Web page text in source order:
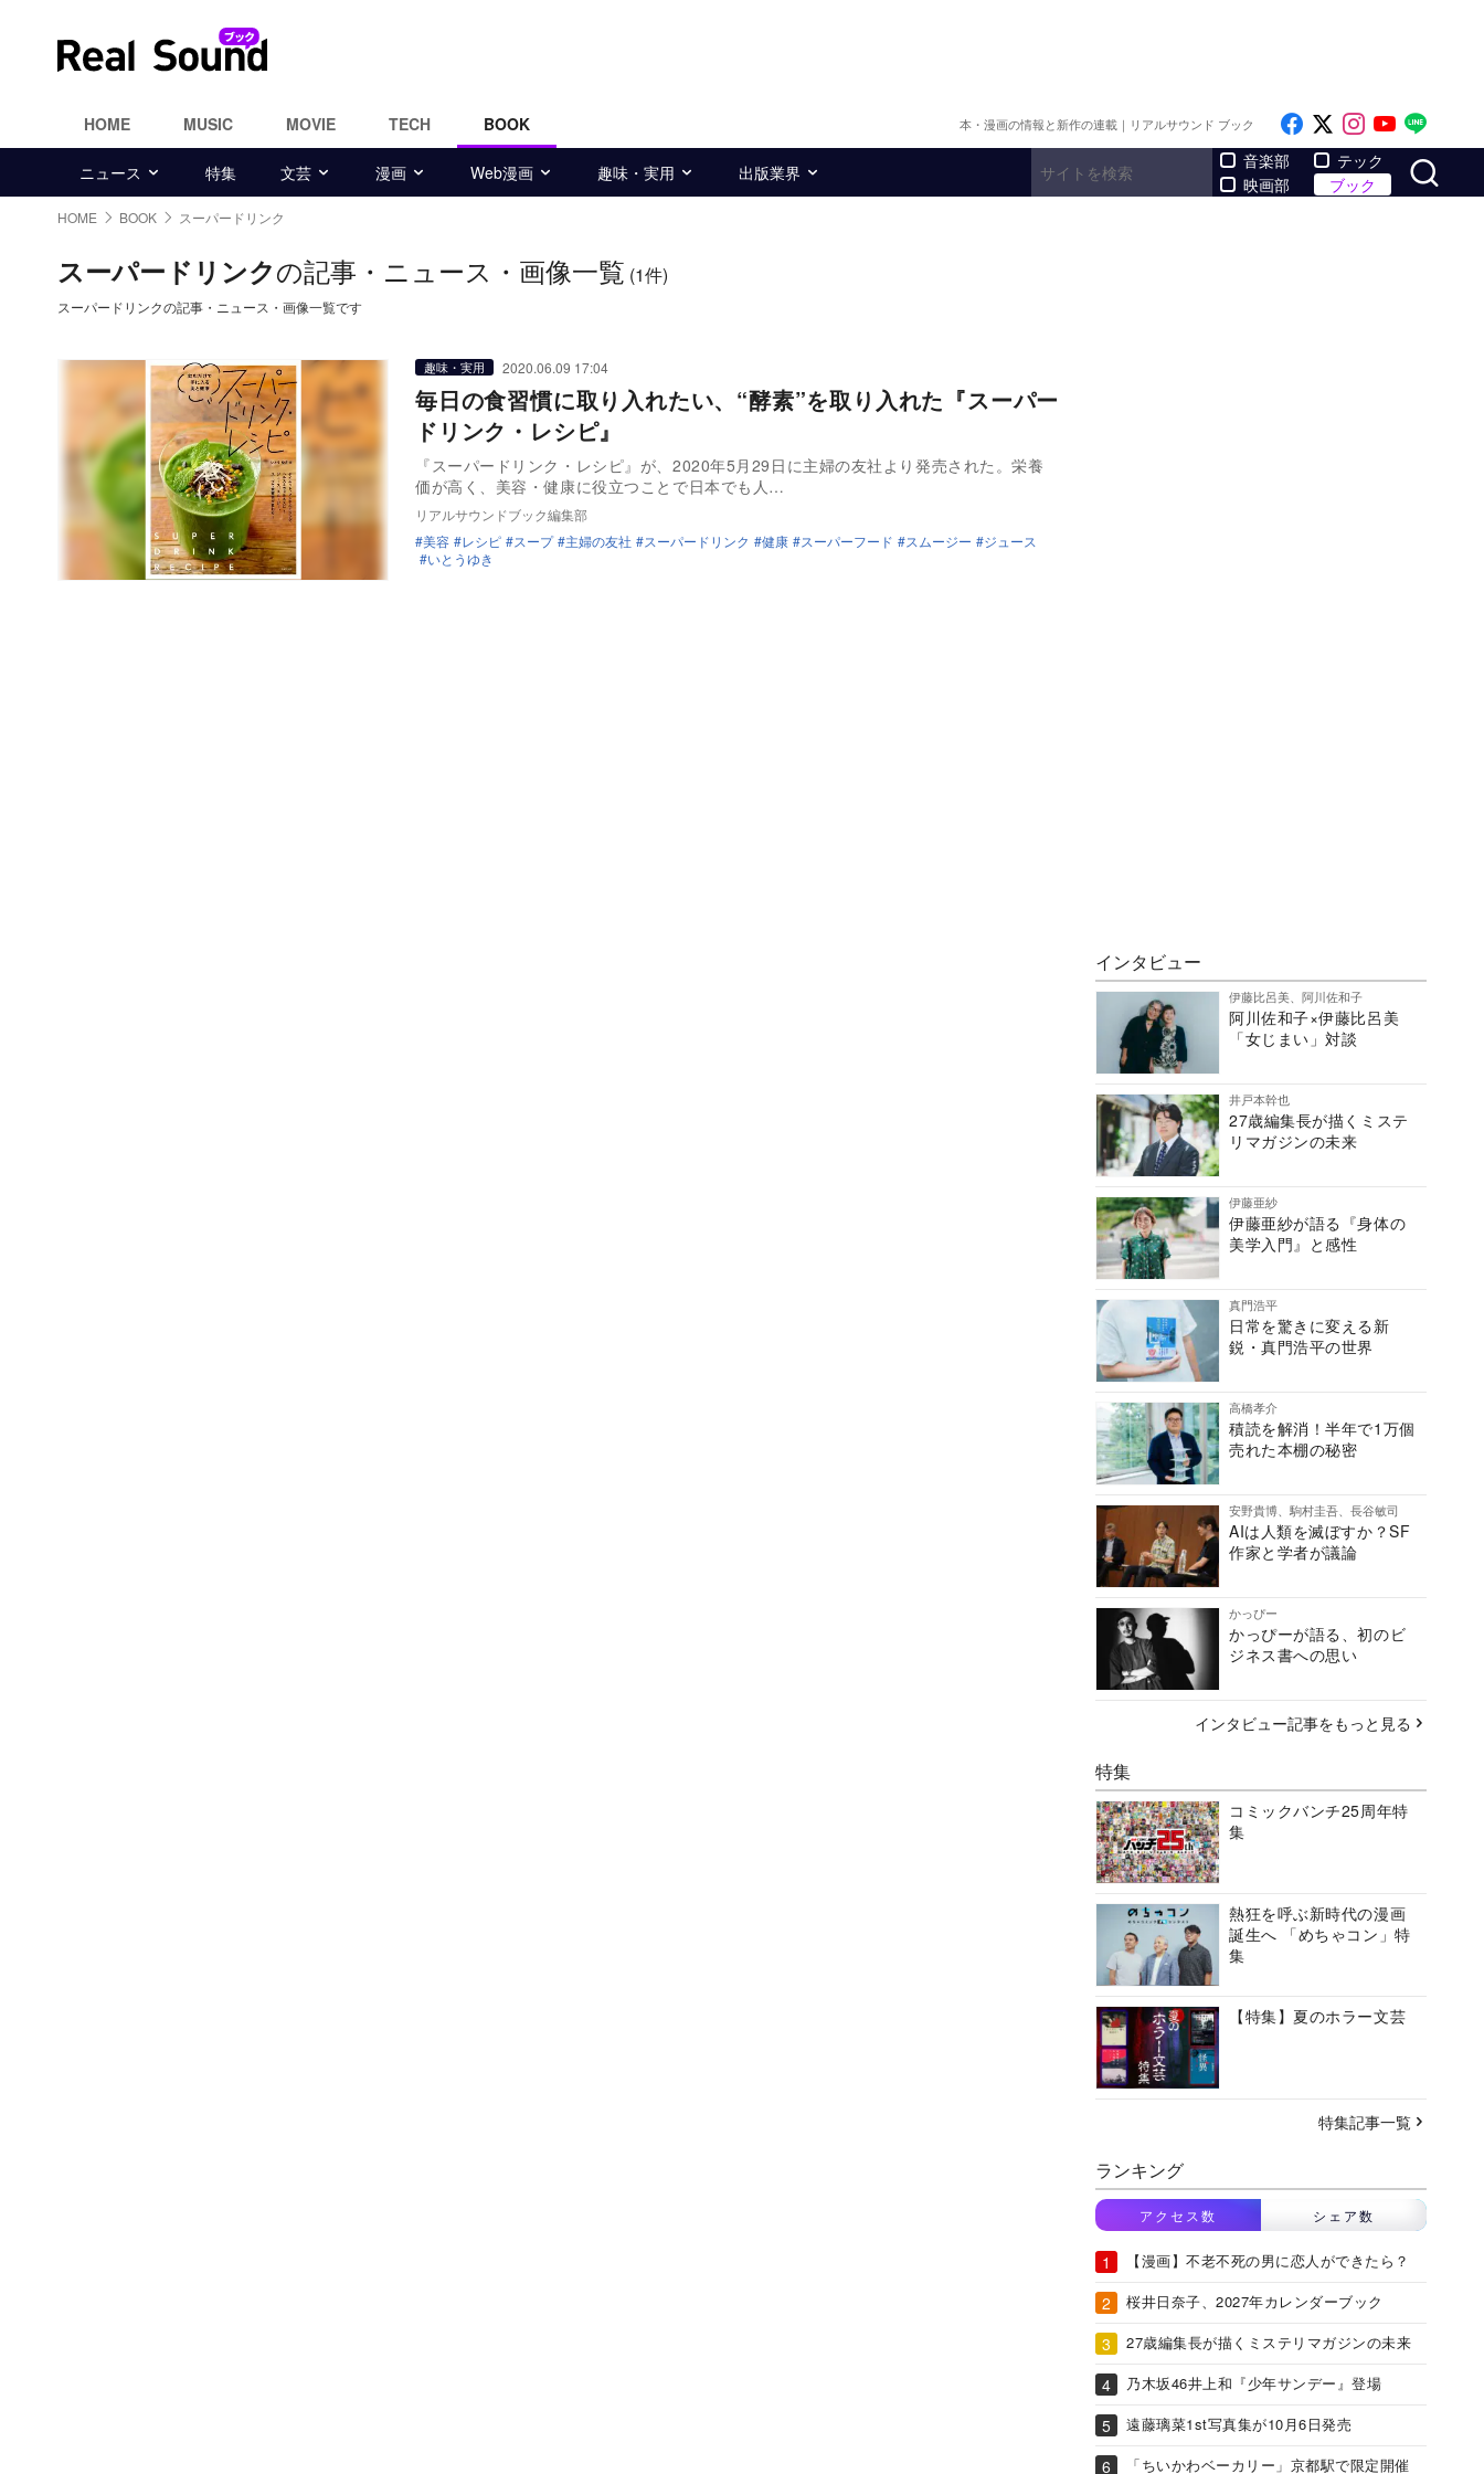
HOME MUSIC MOVIE TECH BOOK 本・漫画の情報と新作の連載｜リアルサウンド ブック Like on Facebook
Follow on x
Follow on
Follow
ニュース 特集 文芸 漫画 Web漫画 趣味・実用 出版業界
音楽部
映画部
テック
ブック
HOME BOOK スーパードリンク
スーパードリンクの記事・ニュース・画像一覧 (1件)
スーパードリンクの記事・ニュース・画像一覧です
趣味・実用 2020.06.09 17:04
毎日の食習慣に取り入れたい、“酵素”を取り入れた『スーパー
ドリンク・レシピ』
『スーパードリンク・レシピ』が、2020年5月29日に主婦の友社より発売された。栄養
価が高く、美容・健康に役立つことで日本でも人…
リアルサウンドブック編集部
美容
レシピ スープ 主婦の友社 スーパードリンク 健康 スーパーフード スムージー
ジュース
いとうゆき
インタビュー
伊藤比呂美、阿川佐和子
阿川佐和子×伊藤比呂美
「女じまい」対談
井戸本幹也
27歳編集長が描くミステ
リマガジンの未来
伊藤亜紗
伊藤亜紗が語る『身体の
美学入門』と感性
真門浩平
日常を驚きに変える新
鋭・真門浩平の世界
高橋孝介
積読を解消！半年で1万個
売れた本棚の秘密
安野貴博、駒村圭吾、長谷敏司
AIは人類を滅ぼすか？SF
作家と学者が議論
かっぴー
かっぴーが語る、初のビ
ジネス書への思い
インタビュー記事をもっと見る
特集
コミックバンチ25周年特
集
熱狂を呼ぶ新時代の漫画
誕生へ 「めちゃコン」特
集
【特集】夏のホラー文芸
特集記事一覧
ランキング
アクセス数 シェア数
【漫画】不老不死の男に恋人ができたら？
桜井日奈子、2027年カレンダーブック
27歳編集長が描くミステリマガジンの未来
乃木坂46井上和『少年サンデー』登場
遠藤璃菜1st写真集が10月6日発売
「ちいかわベーカリー」京都駅で限定開催